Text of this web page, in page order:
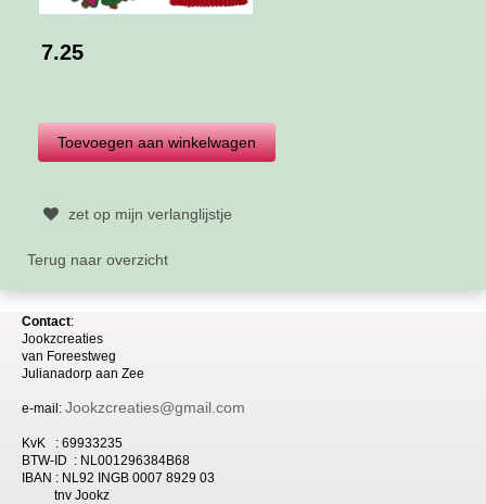
7.25
zet op mijn verlanglijstje
Terug naar overzicht
Contact:
Jookzcreaties
van Foreestweg
Julianadorp aan Zee
e-mail: Jookzcreaties@gmail.com
KvK : 69933235
BTW-ID : NL001296384B68
IBAN : NL92 INGB 0007 8929 03
tnv Jookz